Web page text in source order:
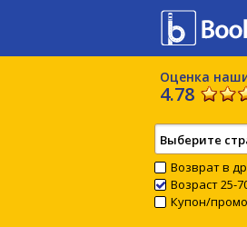
Оценка
4.78
Выберите
Возврат в
Возраст 25-
Купон/промо